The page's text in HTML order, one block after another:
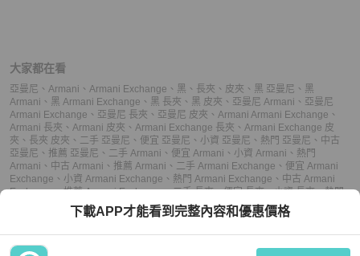
大家都在看
亞曼尼 、 Armani 、 Armani Exchange 、 黑 、 長夾 、 皮夾 、 黑 亞曼尼 、 黑
Armani 、 黑 Armani Exchange 、 黑 長夾 、 黑 皮夾 、 亞曼尼 Armani 、 亞曼尼
Armani Exchange 、 亞曼尼 長夾 、 亞曼尼 皮夾 、 Armani Armani Exchange 、
Armani 長夾 、 Armani 皮夾 、 Armani Exchange 長夾 、 Armani Exchange 皮
夾 、 長夾 皮夾 、 二手 亞曼尼 、 便宜 亞曼尼 、 小資 亞曼尼 、 熱門 亞曼尼 、 中古
亞曼尼 、 推薦 亞曼尼 、 二手 Armani 、 便宜 Armani 、 小資 Armani 、 熱門
Armani 、 中古 Armani 、 推薦 Armani 、 二手 Armani Exchange 、 便宜 Armani
Exchange 、 小資 Armani Exchange 、 熱門 Armani Exchange 、 中古 Armani
Exchange、推薦 Armani Exchange、二手 長夾、便宜 長夾、小資 長夾、熱門
中古 長夾、推薦 長夾 、二手 皮夾、便宜 皮夾、小資 皮夾、
推薦 皮夾
下載APP才能看到完整內容和優惠價格